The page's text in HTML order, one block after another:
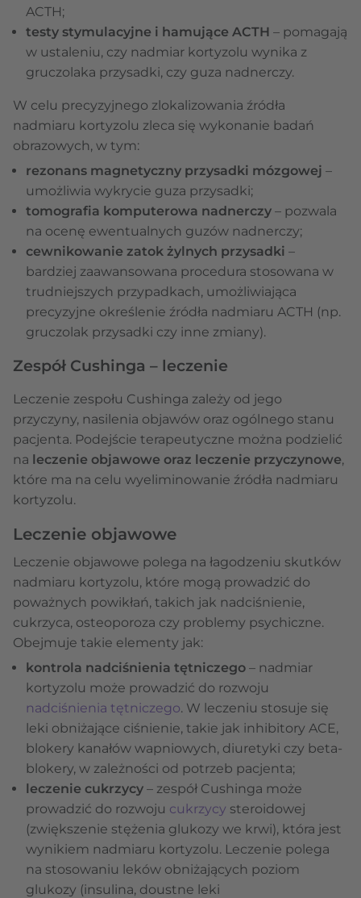
ACTH;
testy stymulacyjne i hamujące ACTH – pomagają
w ustaleniu, czy nadmiar kortyzolu wynika z
gruczolaka przysadki, czy guza nadnerczy.
W celu precyzyjnego zlokalizowania źródła
nadmiaru kortyzolu zleca się wykonanie badań
obrazowych, w tym:
rezonans magnetyczny przysadki mózgowej –
umożliwia wykrycie guza przysadki;
tomografia komputerowa nadnerczy – pozwala
na ocenę ewentualnych guzów nadnerczy;
cewnikowanie zatok żylnych przysadki –
bardziej zaawansowana procedura stosowana w
trudniejszych przypadkach, umożliwiająca
precyzyjne określenie źródła nadmiaru ACTH (np.
gruczolak przysadki czy inne zmiany).
Zespół Cushinga – leczenie
Leczenie zespołu Cushinga zależy od jego
przyczyny, nasilenia objawów oraz ogólnego stanu
pacjenta. Podejście terapeutyczne można podzielić
na leczenie objawowe oraz leczenie przyczynowe,
które ma na celu wyeliminowanie źródła nadmiaru
kortyzolu.
Leczenie objawowe
Leczenie objawowe polega na łagodzeniu skutków
nadmiaru kortyzolu, które mogą prowadzić do
poważnych powikłań, takich jak nadciśnienie,
cukrzyca, osteoporoza czy problemy psychiczne.
Obejmuje takie elementy jak:
kontrola nadciśnienia tętniczego – nadmiar
kortyzolu może prowadzić do rozwoju
nadciśnienia tętniczego. W leczeniu stosuje się
leki obniżające ciśnienie, takie jak inhibitory ACE,
blokery kanałów wapniowych, diuretyki czy beta-
blokery, w zależności od potrzeb pacjenta;
leczenie cukrzycy – zespół Cushinga może
prowadzić do rozwoju cukrzycy steroidowej
(zwiększenie stężenia glukozy we krwi), która jest
wynikiem nadmiaru kortyzolu. Leczenie polega
na stosowaniu leków obniżających poziom
glukozy (insulina, doustne leki